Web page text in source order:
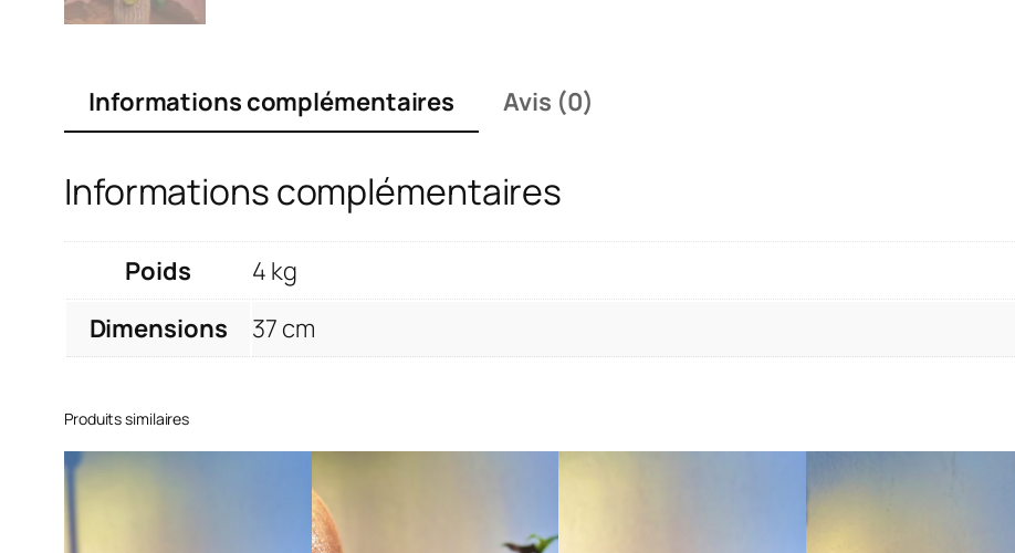
Informations complémentaires Avis (0)
Informations complémentaires
Poids
4 kg
Dimensions
37 cm
Produits similaires